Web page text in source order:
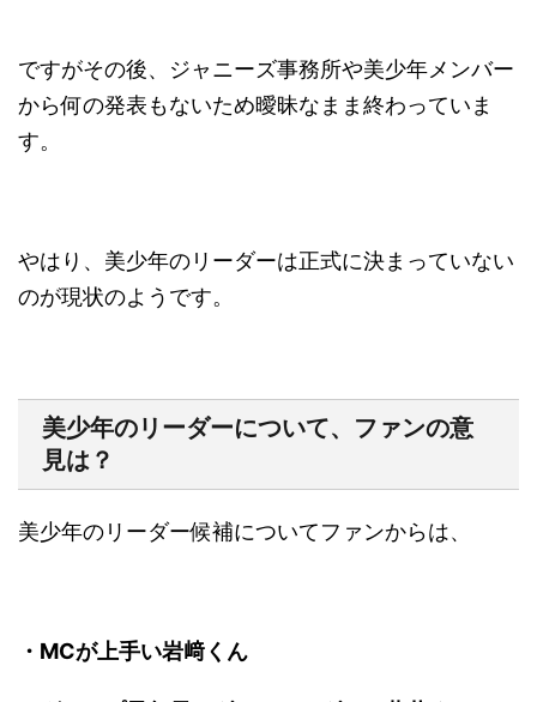
ですがその後、ジャニーズ事務所や美少年メンバー
から何の発表もないため曖昧なまま終わっていま
す。
やはり、美少年のリーダーは正式に決まっていない
のが現状のようです。
美少年のリーダーについて、ファンの意
見は？
美少年のリーダー候補についてファンからは、
・MCが上手い岩﨑くん